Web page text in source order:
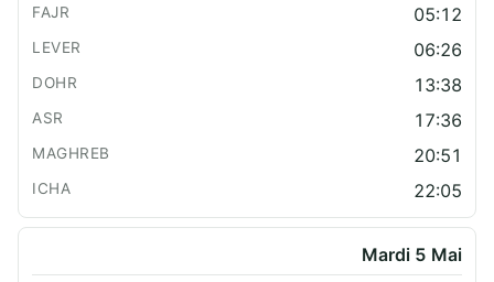
05:12
06:26
13:38
17:36
20:51
22:05
Mardi 5 Mai